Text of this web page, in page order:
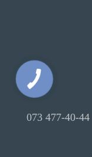
073 477-40-44